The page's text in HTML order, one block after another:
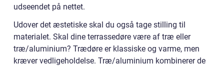
udseendet på nettet.
Udover det æstetiske skal du også tage stilling til
materialet. Skal dine terrassedøre være af træ eller
træ/aluminium? Trædøre er klassiske og varme, men
kræver vedligeholdelse. Træ/aluminium kombinerer de